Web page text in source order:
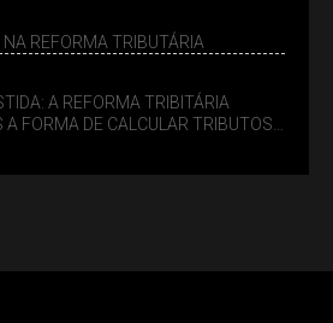
REFORMA TRIBUTÁRIA
A REFORMA TRIBITÁRIA
A FORMA DE CALCULAR TRIBUTOS